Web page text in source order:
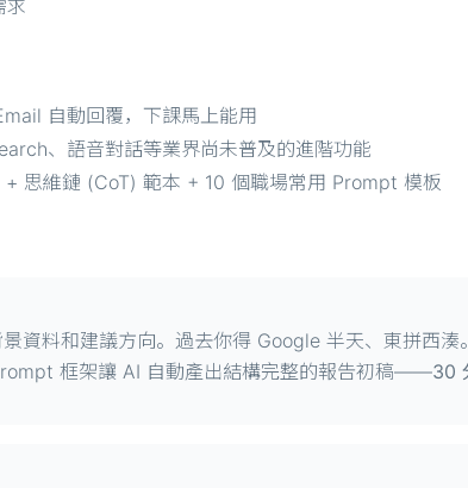
求
自動回覆，下課馬上能用
、語音對話等業界尚未普及的進階功能
思維鏈 (CoT) 範本 + 10 個職場常用 Prompt 模板
資料和建議方向。過去你得 Google 半天、東拼西
框架讓 AI 自動產出結構完整的報告初稿——30